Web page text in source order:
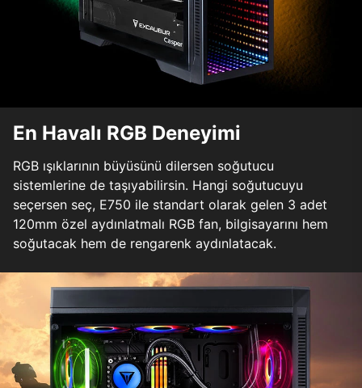
En Havalı RGB Deneyimi
RGB ışıklarının büyüsünü dilersen soğutucu
sistemlerine de taşıyabilirsin. Hangi soğutucuyu
seçersen seç, E750 ile standart olarak gelen 3 adet
120mm özel aydınlatmalı RGB fan, bilgisayarını hem
soğutacak hem de rengarenk aydınlatacak.